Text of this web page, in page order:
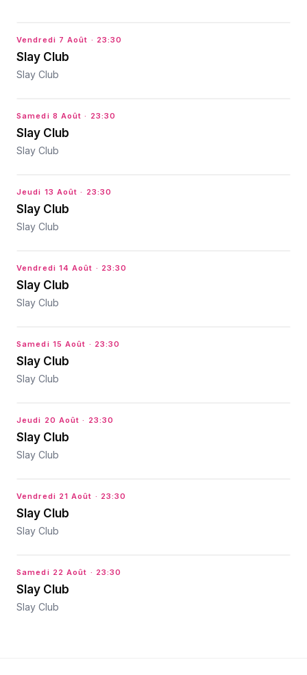
Vendredi 7 Août · 23:30
Slay Club
Slay Club
Samedi 8 Août · 23:30
Slay Club
Slay Club
Jeudi 13 Août · 23:30
Slay Club
Slay Club
Vendredi 14 Août · 23:30
Slay Club
Slay Club
Samedi 15 Août · 23:30
Slay Club
Slay Club
Jeudi 20 Août · 23:30
Slay Club
Slay Club
Vendredi 21 Août · 23:30
Slay Club
Slay Club
Samedi 22 Août · 23:30
Slay Club
Slay Club